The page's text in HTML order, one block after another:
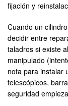
fijación y
Cuando un
decidir entre
taladros si existe
manipulado
nota para instalar
telescópicos,
seguridad